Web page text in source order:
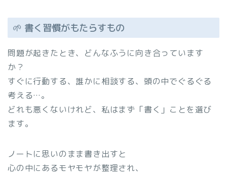
🌱 書く習慣がもたらすもの
問題が起きたとき、どんなふうに向き合っています
か？
すぐに行動する、誰かに相談する、頭の中でぐるぐる
考える…。
どれも悪くないけれど、私はまず「書く」ことを選び
ます。
ノートに思いのまま書き出すと
心の中にあるモヤモヤが整理され、